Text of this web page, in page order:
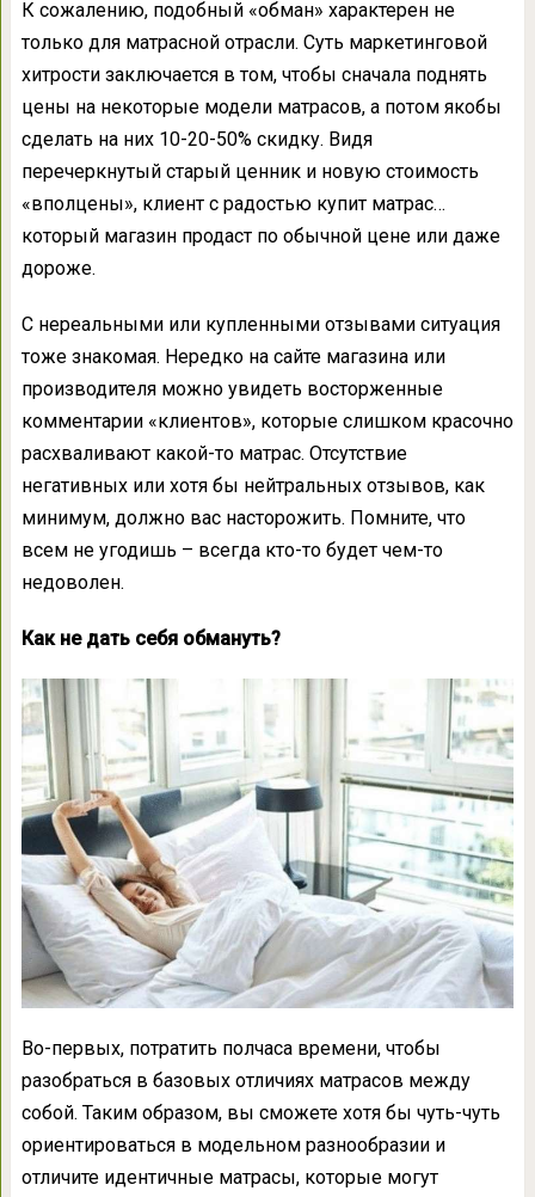
К сожалению, подобный «обман» характерен не
только для матрасной отрасли. Суть маркетинговой
хитрости заключается в том, чтобы сначала поднять
цены на некоторые модели матрасов, а потом якобы
сделать на них 10-20-50% скидку. Видя
перечеркнутый старый ценник и новую стоимость
«вполцены», клиент с радостью купит матрас…
который магазин продаст по обычной цене или даже
дороже.
С нереальными или купленными отзывами ситуация
тоже знакомая. Нередко на сайте магазина или
производителя можно увидеть восторженные
комментарии «клиентов», которые слишком красочно
расхваливают какой-то матрас. Отсутствие
негативных или хотя бы нейтральных отзывов, как
минимум, должно вас насторожить. Помните, что
всем не угодишь – всегда кто-то будет чем-то
недоволен.
Как не дать себя обмануть?
Во-первых, потратить полчаса времени, чтобы
разобраться в базовых отличиях матрасов между
собой. Таким образом, вы сможете хотя бы чуть-чуть
ориентироваться в модельном разнообразии и
отличите идентичные матрасы, которые могут